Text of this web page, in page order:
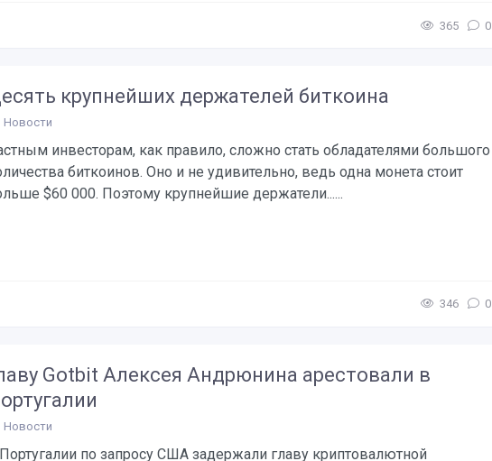
365 0
крупнейших держателей биткоина
Новости
инвесторам, как правило, сложно стать обладателями большого
биткоинов. Оно и не удивительно, ведь одна монета стоит
$60 000. Поэтому крупнейшие держатели......
346 0
Gotbit Алексея Андрюнина арестовали в
Новости
по запросу США задержали главу криптовалютной